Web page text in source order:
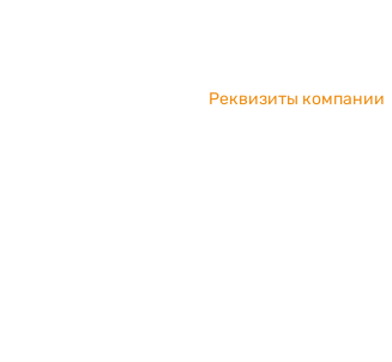
Реквизиты компании